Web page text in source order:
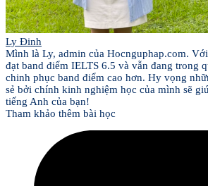
Ly Đinh
Mình là Ly, admin của Hocnguphap.com.
đạt band điểm IELTS 6.5 và vẫn đang trong
chinh phục band điểm cao hơn. Hy vọng
sẻ bởi chính kinh nghiệm học của mình sẽ
tiếng Anh của bạn!
Tham khảo thêm bài học